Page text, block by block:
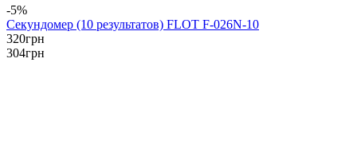
-5%
Секундомер (10 результатов) FLOT F-026N-10
320грн
304грн